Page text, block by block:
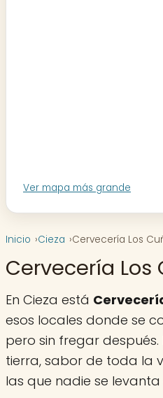
Ver mapa más grande
Inicio Cieza Cervecería Los
Cervecería Los
En Cieza está
esos locales donde se
pero sin fregar
tierra, sabor de toda la
las que nadie se